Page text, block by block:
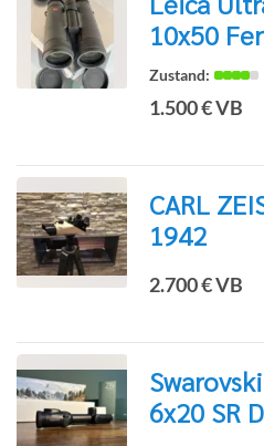
10x50
1.500 € VB
zur
Detailseite
CARL
1942
2.700 € VB
6x20 SR